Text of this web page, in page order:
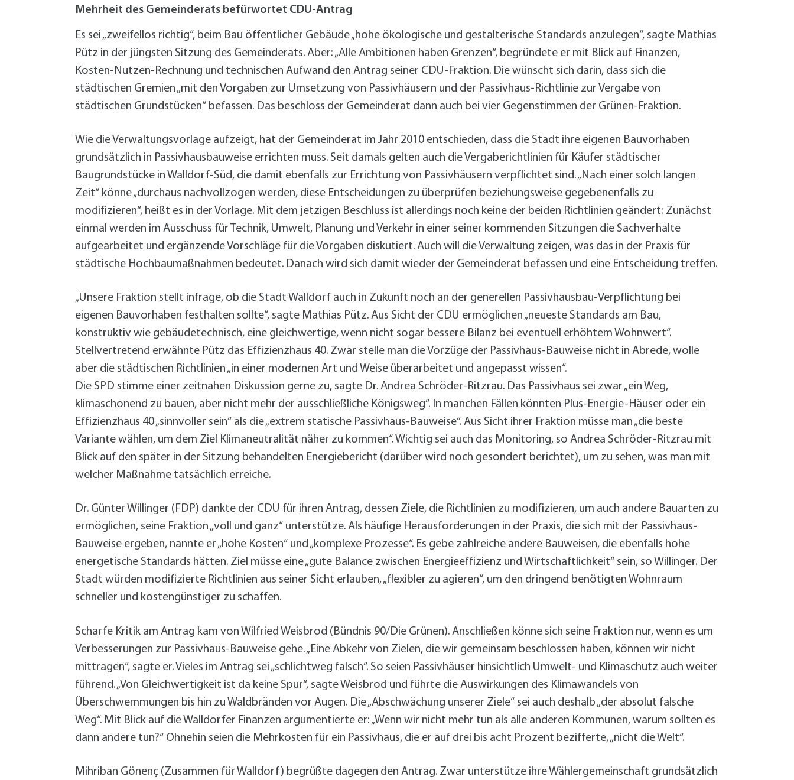
Wohnungsbauförderung
Was erledige ich wo?
Wegbeschreibung
Zahlen und Fakten
Mehrheit des Gemeinderats befürwortet CDU-Antrag
Es sei „zweifellos richtig“, beim Bau öffentlicher Gebäude „hohe ökologische und gestalterische Standards anzulegen“, sagte Mathias
Pütz in der jüngsten Sitzung des Gemeinderats. Aber: „Alle Ambitionen haben Grenzen“, begründete er mit Blick auf Finanzen,
Kosten-Nutzen-Rechnung und technischen Aufwand den Antrag seiner CDU-Fraktion. Die wünscht sich darin, dass sich die
städtischen Gremien „mit den Vorgaben zur Umsetzung von Passivhäusern und der Passivhaus-Richtlinie zur Vergabe von
städtischen Grundstücken“ befassen. Das beschloss der Gemeinderat dann auch bei vier Gegenstimmen der Grünen-Fraktion.
Wie die Verwaltungsvorlage aufzeigt, hat der Gemeinderat im Jahr 2010 entschieden, dass die Stadt ihre eigenen Bauvorhaben
grundsätzlich in Passivhausbauweise errichten muss. Seit damals gelten auch die Vergaberichtlinien für Käufer städtischer
Baugrundstücke in Walldorf-Süd, die damit ebenfalls zur Errichtung von Passivhäusern verpflichtet sind. „Nach einer solch langen
Zeit“ könne „durchaus nachvollzogen werden, diese Entscheidungen zu überprüfen beziehungsweise gegebenenfalls zu
modifizieren“, heißt es in der Vorlage. Mit dem jetzigen Beschluss ist allerdings noch keine der beiden Richtlinien geändert: Zunächst
einmal werden im Ausschuss für Technik, Umwelt, Planung und Verkehr in einer seiner kommenden Sitzungen die Sachverhalte
aufgearbeitet und ergänzende Vorschläge für die Vorgaben diskutiert. Auch will die Verwaltung zeigen, was das in der Praxis für
städtische Hochbaumaßnahmen bedeutet. Danach wird sich damit wieder der Gemeinderat befassen und eine Entscheidung treffen.
„Unsere Fraktion stellt infrage, ob die Stadt Walldorf auch in Zukunft noch an der generellen Passivhausbau-Verpflichtung bei
eigenen Bauvorhaben festhalten sollte“, sagte Mathias Pütz. Aus Sicht der CDU ermöglichen „neueste Standards am Bau,
konstruktiv wie gebäudetechnisch, eine gleichwertige, wenn nicht sogar bessere Bilanz bei eventuell erhöhtem Wohnwert“.
Stellvertretend erwähnte Pütz das Effizienzhaus 40. Zwar stelle man die Vorzüge der Passivhaus-Bauweise nicht in Abrede, wolle
aber die städtischen Richtlinien „in einer modernen Art und Weise überarbeitet und angepasst wissen“.
Die SPD stimme einer zeitnahen Diskussion gerne zu, sagte Dr. Andrea Schröder-Ritzrau. Das Passivhaus sei zwar „ein Weg,
klimaschonend zu bauen, aber nicht mehr der ausschließliche Königsweg“. In manchen Fällen könnten Plus-Energie-Häuser oder ein
Effizienzhaus 40 „sinnvoller sein“ als die „extrem statische Passivhaus-Bauweise“. Aus Sicht ihrer Fraktion müsse man „die beste
Variante wählen, um dem Ziel Klimaneutralität näher zu kommen“. Wichtig sei auch das Monitoring, so Andrea Schröder-Ritzrau mit
Blick auf den später in der Sitzung behandelten Energiebericht (darüber wird noch gesondert berichtet), um zu sehen, was man mit
welcher Maßnahme tatsächlich erreiche.
Dr. Günter Willinger (FDP) dankte der CDU für ihren Antrag, dessen Ziele, die Richtlinien zu modifizieren, um auch andere Bauarten zu
ermöglichen, seine Fraktion „voll und ganz“ unterstütze. Als häufige Herausforderungen in der Praxis, die sich mit der Passivhaus-
Bauweise ergeben, nannte er „hohe Kosten“ und „komplexe Prozesse“. Es gebe zahlreiche andere Bauweisen, die ebenfalls hohe
energetische Standards hätten. Ziel müsse eine „gute Balance zwischen Energieeffizienz und Wirtschaftlichkeit“ sein, so Willinger. Der
Stadt würden modifizierte Richtlinien aus seiner Sicht erlauben, „flexibler zu agieren“, um den dringend benötigten Wohnraum
schneller und kostengünstiger zu schaffen.
Scharfe Kritik am Antrag kam von Wilfried Weisbrod (Bündnis 90/Die Grünen). Anschließen könne sich seine Fraktion nur, wenn es um
Verbesserungen zur Passivhaus-Bauweise gehe. „Eine Abkehr von Zielen, die wir gemeinsam beschlossen haben, können wir nicht
mittragen“, sagte er. Vieles im Antrag sei „schlichtweg falsch“. So seien Passivhäuser hinsichtlich Umwelt- und Klimaschutz auch weiter
führend. „Von Gleichwertigkeit ist da keine Spur“, sagte Weisbrod und führte die Auswirkungen des Klimawandels von
Überschwemmungen bis hin zu Waldbränden vor Augen. Die „Abschwächung unserer Ziele“ sei auch deshalb „der absolut falsche
Weg“. Mit Blick auf die Walldorfer Finanzen argumentierte er: „Wenn wir nicht mehr tun als alle anderen Kommunen, warum sollten es
dann andere tun?“ Ohnehin seien die Mehrkosten für ein Passivhaus, die er auf drei bis acht Prozent bezifferte, „nicht die Welt“.
Mihriban Gönenç (Zusammen für Walldorf) begrüßte dagegen den Antrag. Zwar unterstütze ihre Wählergemeinschaft grundsätzlich